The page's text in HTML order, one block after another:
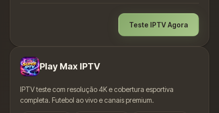
Teste IPTV Agora
Play Max IPTV
IPTV teste com resolução 4K e cobertura esportiva
completa. Futebol ao vivo e canais premium.